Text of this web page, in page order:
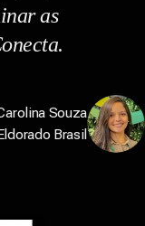
as
Souza
Brasil